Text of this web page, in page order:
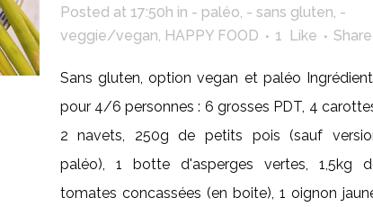
Posted at 17:50h in - paléo, - sans gluten, -
veggie/vegan, HAPPY FOOD 1 Like Share
Sans gluten, option vegan et paléo
pour 4/6 personnes : 6 grosses PDT, 4
2 navets, 250g de petits pois (sauf
paléo), 1 botte d'asperges vertes, 1,5kg
tomates concassées (en boite), 1 oignon